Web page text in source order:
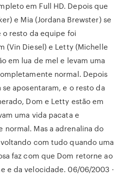
em Full HD. Depois que
e Mia (Jordana Brewster) se
o resto da equipe foi
(Vin Diesel) e Letty (Michelle
em lua de mel e levam uma
normal. Depois
se aposentaram, e o resto da
Dom e Letty estão em
uma vida pacata e
Mas a adrenalina do
com tudo quando uma
faz com que Dom retorne ao
e da velocidade. 06/06/2003 ·